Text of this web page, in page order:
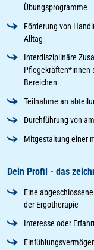
Übungsprogramme
Förderung von
Alltag
Interdisziplinäre
Pflegekräften*innen
Bereichen
Teilnahme an
Durchführung von
Mitgestaltung einer
Dein Profil - das
Eine
der Ergotherapie
Interesse oder